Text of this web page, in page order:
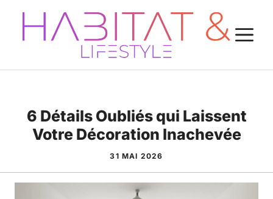
Aller
contenu
6 Détails Oubliés qui Laissent
Votre Décoration Inachevée
31 MAI 2026